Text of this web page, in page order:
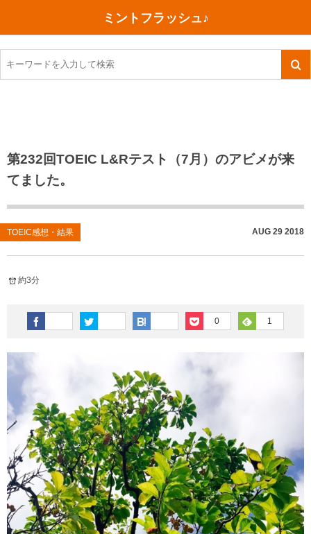
ミントフラッシュ♪
第232回TOEIC L&Rテスト（7月）のアビメが来
てました。
TOEIC感想・結果 AUG 29 2018
約3分
0 1
TOEIC感想・結果
TOEIC800点への道
TOEIC（作戦・ノウハウなど）
TOEIC700点への道
英単語
その他英語関連
今日買った本
ご朱印帳めぐり
川越（埼玉県）
沖縄
神戸
行ってきたあれこれ
旅行関連あれこれ
ファスティング
コスメ
ダイエット
健康あれこれ
美容あれこれ
食べ物
今日の一枚
月、星、宇宙